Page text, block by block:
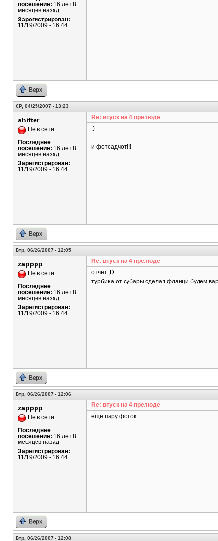
посещение: 16 лет 8
месяцев назад
Зарегистрирован:
11/19/2009 - 16:44
Верх
СР, 04/25/2007 - 13:23
shifter
Не в сети
Последнее
посещение: 16 лет 8
месяцев назад
Зарегистрирован:
11/19/2009 - 16:44
Re: впуск на 4 прелюде
;)
и фотоадчот!!!
Верх
Втр, 06/26/2007 - 12:05
zapppp
Не в сети
Последнее
посещение: 16 лет 8
месяцев назад
Зарегистрирован:
11/19/2009 - 16:44
Re: впуск на 4 прелюде
отчёт ;D
турбина от субары сделал фланци будем
Верх
Втр, 06/26/2007 - 12:06
zapppp
Не в сети
Последнее
посещение: 16 лет 8
месяцев назад
Зарегистрирован:
11/19/2009 - 16:44
Re: впуск на 4 прелюде
ещё пару фоток
Верх
Втр, 06/26/2007 - 12:08